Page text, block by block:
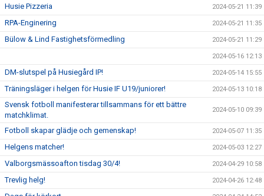
Husie Pizzeria 2024-05-21 11:39
RPA-Enginering 2024-05-21 11:35
Bülow & Lind Fastighetsförmedling 2024-05-21 11:29
2024-05-16 12:13
DM-slutspel på Husiegård IP! 2024-05-14 15:55
Träningsläger i helgen för Husie IF U19/juniorer! 2024-05-13 10:18
Svensk fotboll manifesterar tillsammans för ett bättre
matchklimat.
2024-05-10 09:39
Fotboll skapar glädje och gemenskap! 2024-05-07 11:35
Helgens matcher! 2024-05-03 12:27
Valborgsmässoafton tisdag 30/4! 2024-04-29 10:58
Trevlig helg! 2024-04-26 12:48